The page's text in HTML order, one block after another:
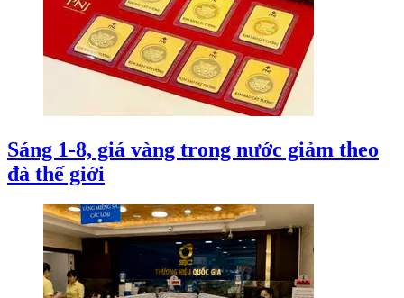
Sáng 1-8, giá vàng trong nước giảm theo
đà thế giới